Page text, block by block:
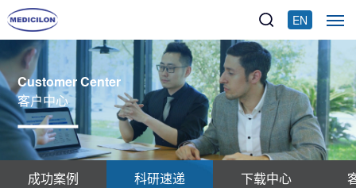
EN
Customer Center
客户中心
成功案例 科研速递 下载中心